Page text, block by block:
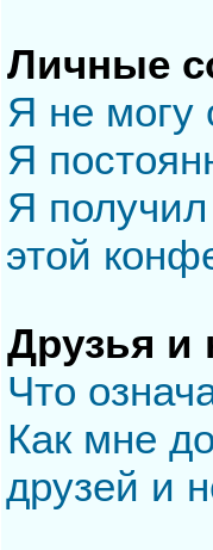
Личные
Я не могу
Я
Я
этой
Друзья и
Что
Как мне
друзей и